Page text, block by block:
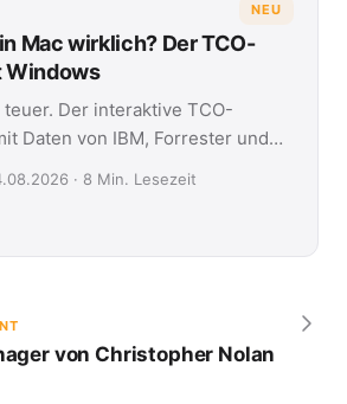
NEU
Mac wirklich? Der TCO-
Windows
Der interaktive TCO-
Daten von IBM, Forrester und
· 8 Min. Lesezeit
von Christopher Nolan